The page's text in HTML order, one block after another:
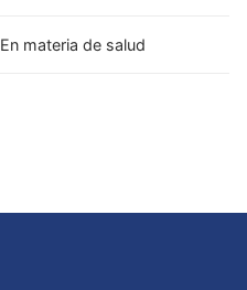
En materia de salud